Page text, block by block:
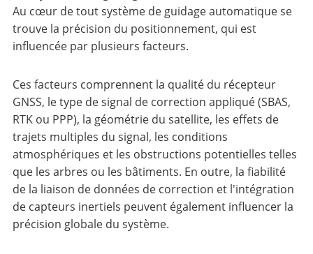
Au cœur de tout système de guidage automatique se
trouve la précision du positionnement, qui est
influencée par plusieurs facteurs.
Ces facteurs comprennent la qualité du récepteur
GNSS, le type de signal de correction appliqué (SBAS,
RTK ou PPP), la géométrie du satellite, les effets de
trajets multiples du signal, les conditions
atmosphériques et les obstructions potentielles telles
que les arbres ou les bâtiments. En outre, la fiabilité
de la liaison de données de correction et l'intégration
de capteurs inertiels peuvent également influencer la
précision globale du système.